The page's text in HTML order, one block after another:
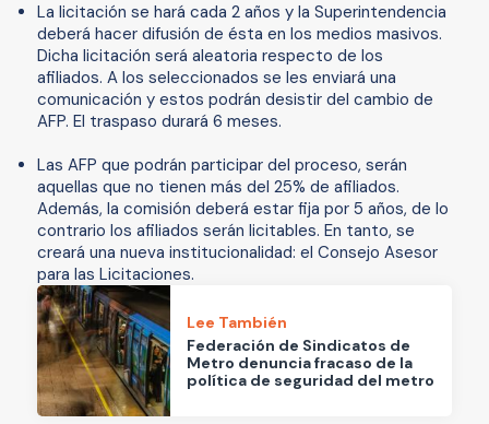
La licitación se hará cada 2 años y la Superintendencia
deberá hacer difusión de ésta en los medios masivos.
Dicha licitación será aleatoria respecto de los
afiliados. A los seleccionados se les enviará una
comunicación y estos podrán desistir del cambio de
AFP. El traspaso durará 6 meses.
Las AFP que podrán participar del proceso, serán
aquellas que no tienen más del 25% de afiliados.
Además, la comisión deberá estar fija por 5 años, de lo
contrario los afiliados serán licitables. En tanto, se
creará una nueva institucionalidad: el Consejo Asesor
para las Licitaciones.
Lee También
Federación de Sindicatos de
Metro denuncia fracaso de la
política de seguridad del metro